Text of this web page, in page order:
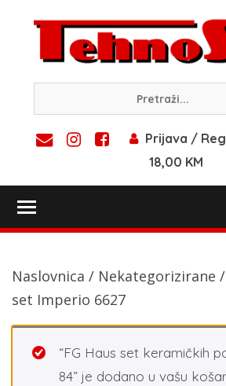
content
Prijava /
18,00 KM
Naslovnica / Nekategorizirane /
set Imperio 6627
“FG Haus set keramičkih
84” je dodano u vašu